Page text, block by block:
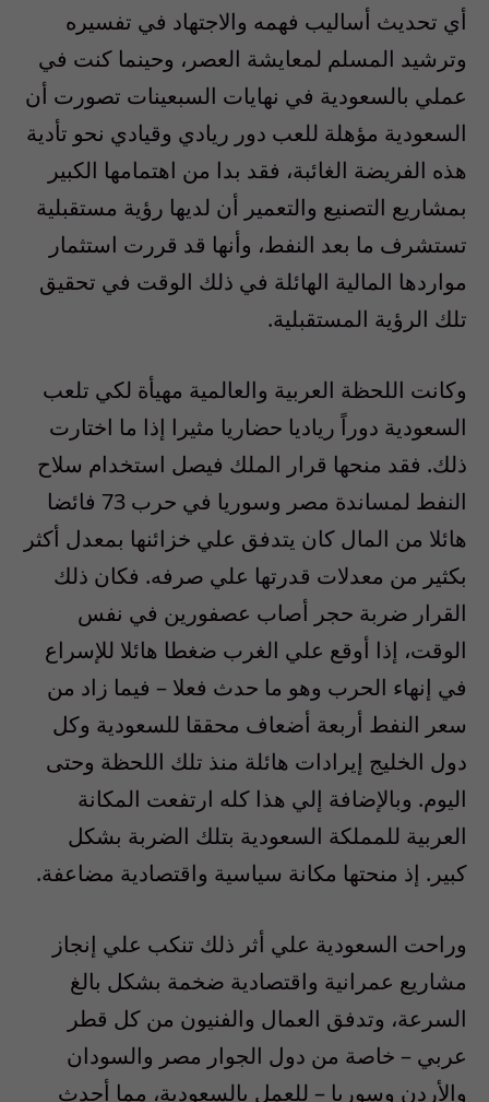
أي تحديث أساليب فهمه والاجتهاد في تفسيره
وترشيد المسلم لمعايشة العصر، وحينما كنت في
عملي بالسعودية في نهايات السبعينات تصورت أن
السعودية مؤهلة للعب دور ريادي وقيادي نحو تأدية
هذه الفريضة الغائبة، فقد بدا من اهتمامها الكبير
بمشاريع التصنيع والتعمير أن لديها رؤية مستقبلية
تستشرف ما بعد النفط، وأنها قد قررت استثمار
مواردها المالية الهائلة في ذلك الوقت في تحقيق
تلك الرؤية المستقبلية.
وكانت اللحظة العربية والعالمية مهيأة لكي تلعب
السعودية دوراً رياديا حضاريا مثيرا إذا ما اختارت
ذلك. فقد منحها قرار الملك فيصل استخدام سلاح
النفط لمساندة مصر وسوريا في حرب 73 فائضا
هائلا من المال كان يتدفق علي خزائنها بمعدل أكثر
بكثير من معدلات قدرتها علي صرفه. فكان ذلك
القرار ضربة حجر أصاب عصفورين في نفس
الوقت، إذا أوقع علي الغرب ضغطا هائلا للإسراع
في إنهاء الحرب وهو ما حدث فعلا – فيما زاد من
سعر النفط أربعة أضعاف محققا للسعودية وكل
دول الخليج إيرادات هائلة منذ تلك اللحظة وحتى
اليوم. وبالإضافة إلي هذا كله ارتفعت المكانة
العربية للمملكة السعودية بتلك الضربة بشكل
كبير. إذ منحتها مكانة سياسية واقتصادية مضاعفة.
وراحت السعودية علي أثر ذلك تنكب علي إنجاز
مشاريع عمرانية واقتصادية ضخمة بشكل بالغ
السرعة، وتدفق العمال والفنيون من كل قطر
عربي – خاصة من دول الجوار مصر والسودان
والأردن وسوريا – للعمل بالسعودية، مما أحدث